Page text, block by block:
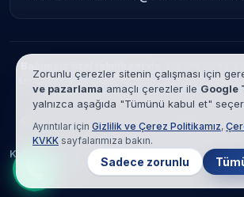
Garanti süresi
servis kapsamındaki cihazlar için hizmet verilir.
tanımlama amaçlıdır; yetkili servis ilişkisi
© 2026 SRT Elektronik Analiz Laboratuvar
Şirketi. Tüm hakları saklıdır.
KVKK
Çerez Politikası Hizmet Şartları
Zorunlu çerezler sitenin çalışması için
ve pazarlama amaçlı çerezler ile Google
yalnızca aşağıda "Tümünü kabul et"
Ayrıntılar için Gizlilik ve Çerez Politikamız,
KVKK sayfalarımıza bakın.
Sadece zorunlu